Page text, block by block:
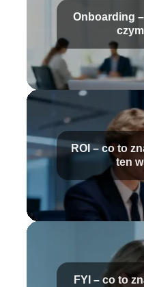
Onboarding
ROI – co to
ten
FYI – co to